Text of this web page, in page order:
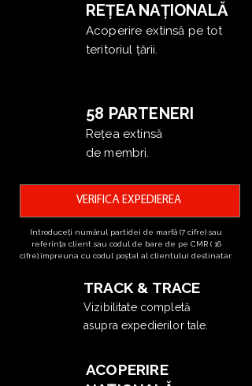
REȚEA NAȚIONALĂ
Acoperire extinsă pe tot
teritoriul țării.
58 PARTENERI
Rețea extinsă
de membri.
VERIFICĂ EXPEDIEREA
Introduceți numărul partidei de marfă (7 cifre) sau
referința client sau codul de bare de pe CMR ( 16
cifre),împreuna cu codul poștal al clientului destinatar.
TRACK & TRACE
Vizibilitate completă
asupra expedierilor tale.
ACOPERIRE